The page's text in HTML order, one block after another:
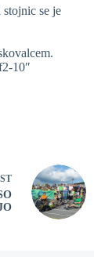
se je
10″